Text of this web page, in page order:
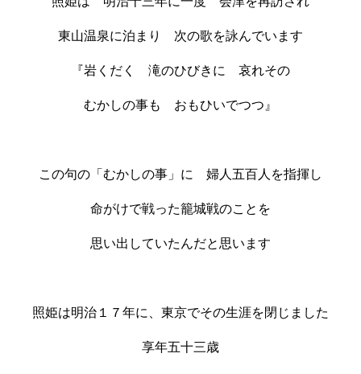
東山温泉に泊まり 次の歌を詠んでいます
『岩くだく 滝のひびきに 哀れその
むかしの事も おもひいでつつ』
この句の「むかしの事」に 婦人五百人を指揮し
命がけで戦った籠城戦のことを
思い出していたんだと思います
照姫は明治１７年に、東京でその生涯を閉じました
享年五十三歳